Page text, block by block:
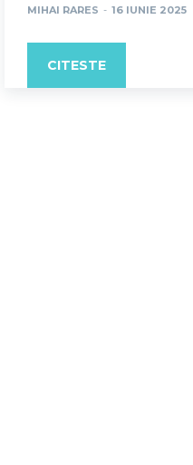
MIHAI RARES - 16 IUNIE 2025
CITESTE